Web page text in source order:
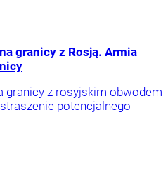
granicy z Rosją. Armia
granicy z rosyjskim obwodem
potencjalnego